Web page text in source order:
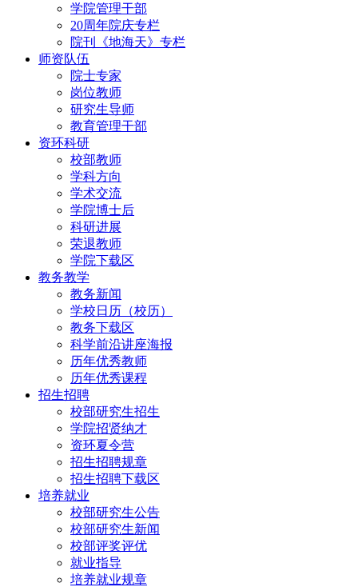
学院管理干部
20周年院庆专栏
院刊《地海天》专栏
师资队伍
院士专家
岗位教师
研究生导师
教育管理干部
资环科研
校部教师
学科方向
学术交流
学院博士后
科研进展
荣退教师
学院下载区
教务教学
教务新闻
学校日历（校历）
教务下载区
科学前沿讲座海报
历年优秀教师
历年优秀课程
招生招聘
校部研究生招生
学院招贤纳才
资环夏令营
招生招聘规章
招生招聘下载区
培养就业
校部研究生公告
校部研究生新闻
校部评奖评优
就业指导
培养就业规章